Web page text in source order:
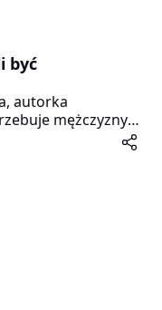
być
autorka
mężczyzny
że z
uparta i